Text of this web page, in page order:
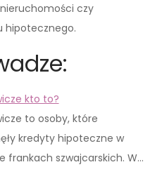
czy
hipotecznego.
kto to?
to osoby, które
kredyty hipoteczne w
frankach szwajcarskich. W…